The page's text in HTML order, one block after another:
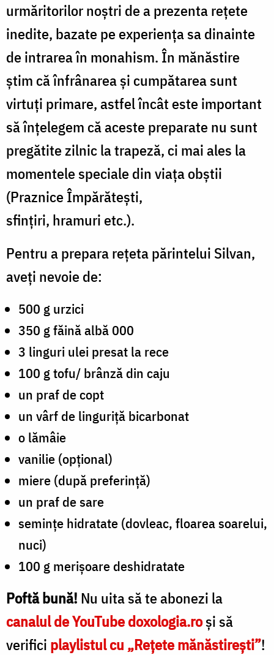
urmăritorilor noștri de a prezenta rețete
inedite, bazate pe experiența sa dinainte
de intrarea în monahism. În mănăstire
știm că înfrânarea și cumpătarea sunt
virtuți primare, astfel încât este important
să înțelegem că aceste preparate nu sunt
pregătite zilnic la trapeză, ci mai ales la
momentele speciale din viața obștii
(Praznice Împărătești,
sfințiri, hramuri etc.).
Pentru a prepara rețeta părintelui Silvan,
aveți nevoie de:
500 g urzici
350 g făină albă 000
3 linguri ulei presat la rece
100 g tofu/ brânză din caju
un praf de copt
un vârf de linguriță bicarbonat
o lămâie
vanilie (opțional)
miere (după preferință)
un praf de sare
semințe hidratate (dovleac, floarea soarelui,
nuci)
100 g merișoare deshidratate
Poftă bună! Nu uitasă te abonezi la
canalul de YouTube doxologia.roși să
verifici playlistul cu „Rețete mănăstirești”!